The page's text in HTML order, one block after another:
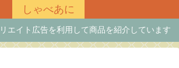
しゃべあに
エイト広告を利用して商品を紹介しています